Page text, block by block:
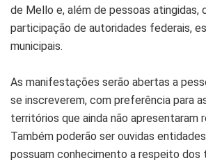
de Mello e, além de pessoas atingidas,
participação de autoridades federais,
municipais.
As manifestações serão abertas a
se inscreverem, com preferência para
territórios que ainda não apresentaram
Também poderão ser ouvidas
possuam conhecimento a respeito dos